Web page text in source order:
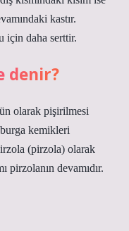
kastır.
için daha serttir.
denir?
olarak pişirilmesi
kemikleri
(pirzola) olarak
pirzolanın devamıdır.